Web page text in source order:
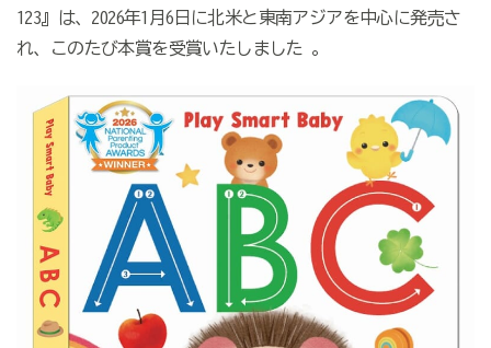
123』は、2026年1月6日に北米と東南アジアを中心に発売さ
れ、このたび本賞を受賞いたしました 。